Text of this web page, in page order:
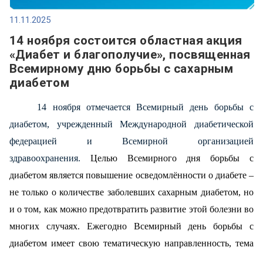
11.11.2025
14 ноября состоится областная акция
«Диабет и благополучие», посвященная
Всемирному дню борьбы с сахарным
диабетом
14 ноября отмечается Всемирный день борьбы с
диабетом, учрежденный Международной диабетической
федерацией и Всемирной организацией
здравоохранения. Целью Всемирного дня борьбы с
диабетом является повышение осведомлённости о диабете –
не только о количестве заболевших сахарным диабетом, но
и о том, как можно предотвратить развитие этой болезни во
многих случаях. Ежегодно Всемирный день борьбы с
диабетом имеет свою тематическую направленность, тема